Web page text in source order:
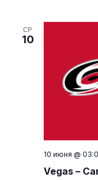
СР
10
10 июня @
Vegas –